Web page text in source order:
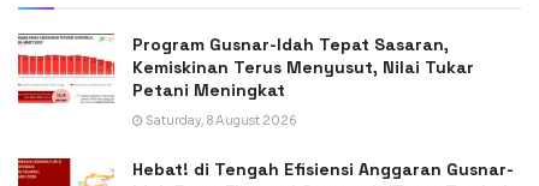
Program Gusnar-Idah Tepat Sasaran,
Kemiskinan Terus Menyusut, Nilai Tukar
Petani Meningkat
Saturday, 8 August 2026
Hebat! di Tengah Efisiensi Anggaran Gusnar-